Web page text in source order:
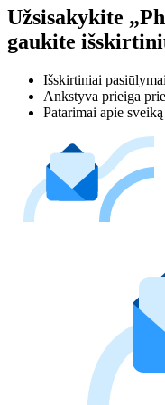
Užsisakykite
gaukite
Išskirtiniai
Ankstyva prieiga
Patarimai apie